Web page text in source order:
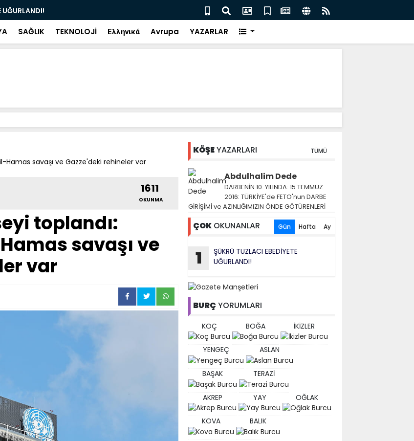
ve çöpe atılan bilet iki gün sonra
Salah transferi için İngiliz medyası ne diyor?
SAĞLIK TEKNOLOJİ Ελληνικά Avrupa YAZARLAR
Hamas savaşı ve Gazze'deki rehineler var
1611
OKUNMA
toplandı:
savaşı ve
var
KÖŞEYAZARLARI TÜMÜ
Abdulhalim Dede
DARBENİN 10. YILINDA: 15 TEMMUZ
2016: TÜRKİYE'de FETO'nun DARBE
GİRİŞİMİ ve AZINLIĞIMIZIN ÖNDE GÖTÜRENLERİ
ÇOK OKUNANLAR Gün Hafta Ay
1
ŞÜKRÜ TUZLACI EBEDİYETE
UĞURLANDI!
BURÇ YORUMLARI
KOÇ BOĞA İKİZLER
YENGEÇ ASLAN
BAŞAK TERAZİ
AKREP YAY OĞLAK
KOVA BALIK